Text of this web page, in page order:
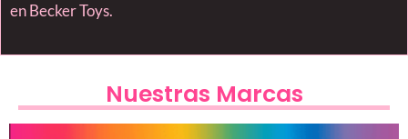
en Becker Toys.
Nuestras Marcas